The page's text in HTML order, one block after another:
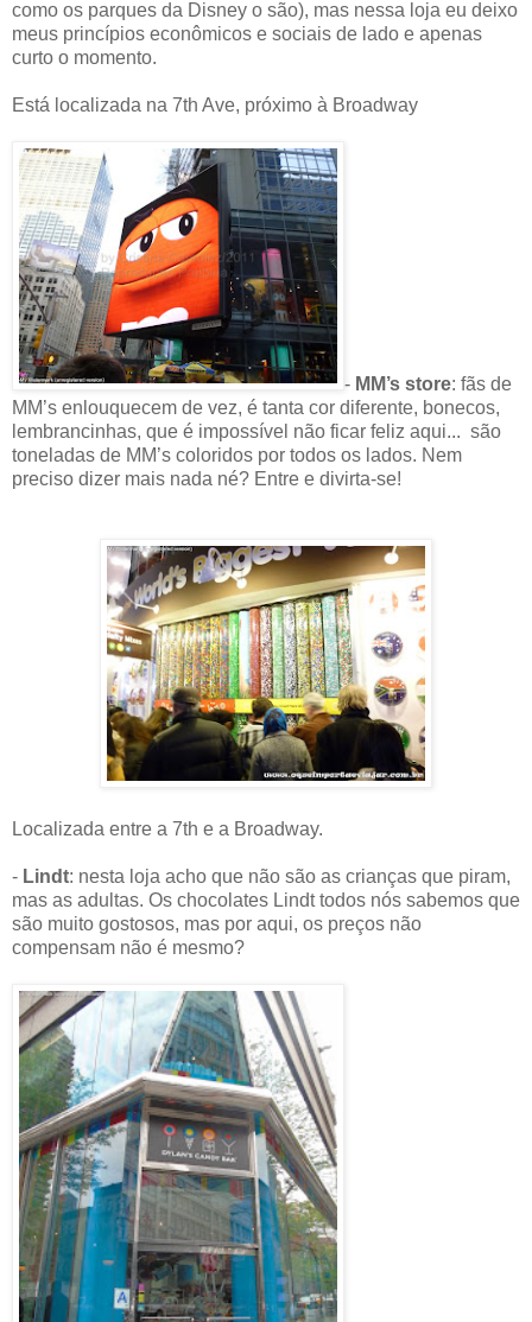
como os parques da Disney o são), mas nessa loja eu deixo
meus princípios econômicos e sociais de lado e apenas
curto o momento.
Está localizada na 7th Ave, próximo à Broadway
- MM’s store: fãs de
MM’s enlouquecem de vez, é tanta cor diferente, bonecos,
lembrancinhas, que é impossível não ficar feliz aqui... são
toneladas de MM’s coloridos por todos os lados. Nem
preciso dizer mais nada né? Entre e divirta-se!
Localizada entre a 7th e a Broadway.
- Lindt: nesta loja acho que não são as crianças que piram,
mas as adultas. Os chocolates Lindt todos nós sabemos que
são muito gostosos, mas por aqui, os preços não
compensam não é mesmo?